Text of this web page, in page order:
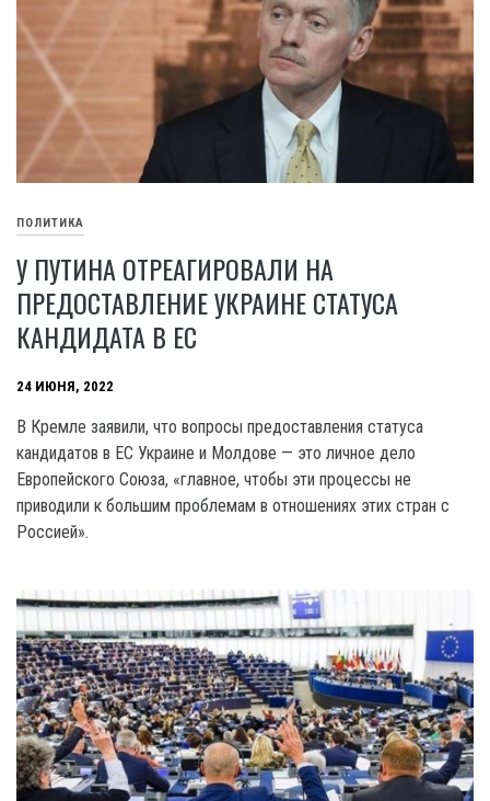
ПОЛИТИКА
У ПУТИНА ОТРЕАГИРОВАЛИ НА
ПРЕДОСТАВЛЕНИЕ УКРАИНЕ СТАТУСА
КАНДИДАТА В ЕС
24 ИЮНЯ, 2022
В Кремле заявили, что вопросы предоставления статуса
кандидатов в ЕС Украине и Молдове — это личное дело
Европейского Союза, «главное, чтобы эти процессы не
приводили к большим проблемам в отношениях этих стран с
Россией».